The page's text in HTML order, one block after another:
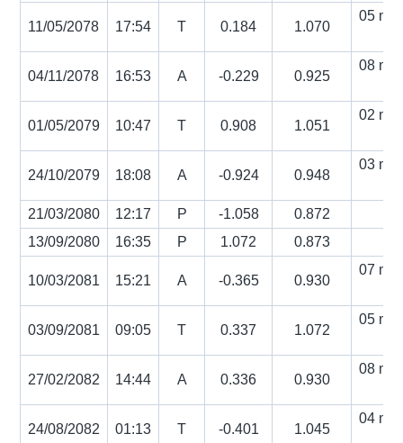
11/05/2078 17:54 T 0.184 1.070
05
04/11/2078 16:53 A -0.229 0.925
08
01/05/2079 10:47 T 0.908 1.051
02
24/10/2079 18:08 A -0.924 0.948
03
21/03/2080
12:17 P -1.058
0.872
13/09/2080
16:35 P 1.072 0.873
10/03/2081 15:21 A -0.365 0.930
07
03/09/2081 09:05 T 0.337 1.072
05
27/02/2082 14:44 A 0.336 0.930
08
24/08/2082 01:13 T -0.401 1.045
04